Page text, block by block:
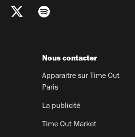
Nous contacter
Apparaitre sur Time Out
Paris
La publicité
Time Out Market